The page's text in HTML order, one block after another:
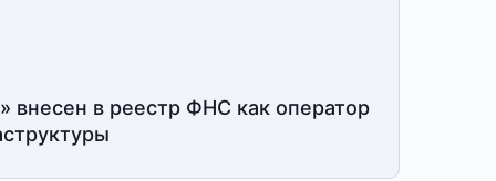
внесен в реестр ФНС как оператор